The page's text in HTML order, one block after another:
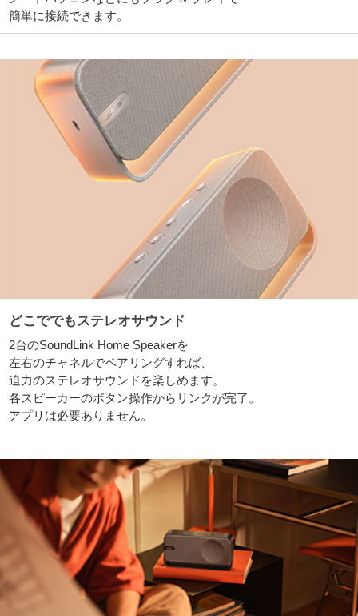
簡単に接続できます。
どこででもステレオサウンド
2台のSoundLink Home Speakerを
左右のチャネルでペアリングすれば、
迫力のステレオサウンドを楽しめます。
各スピーカーのボタン操作からリンクが完了。
アプリは必要ありません。